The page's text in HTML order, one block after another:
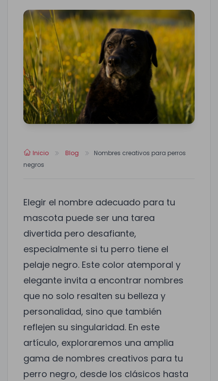
Inicio Blog
Nombres creativos para perros
negros
Elegir el nombre adecuado para tu
mascota puede ser una tarea
divertida pero desafiante,
especialmente si tu perro tiene el
pelaje negro. Este color atemporal y
elegante invita a encontrar nombres
que no solo resalten su belleza y
personalidad, sino que también
reflejen su singularidad. En este
artículo, exploraremos una amplia
gama de nombres creativos para tu
perro negro, desde los clásicos hasta